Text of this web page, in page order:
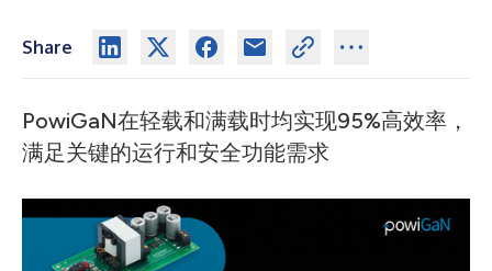
Share
PowiGaN在轻载和满载时均实现95%高效率，
满足关键的运行和安全功能需求